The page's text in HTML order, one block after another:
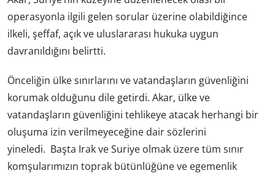
operasyonla ilgili gelen sorular üzerine olabildiğince
ilkeli, şeffaf, açık ve uluslararası hukuka uygun
davranıldığını belirtti.
Önceliğin ülke sınırlarını ve vatandaşların güvenliğini
korumak olduğunu dile getirdi. Akar, ülke ve
vatandaşların güvenliğini tehlikeye atacak herhangi bir
oluşuma izin verilmeyeceğine dair sözlerini
yineledi. Başta Irak ve Suriye olmak üzere tüm sınır
komşularımızın toprak bütünlüğüne ve egemenlik